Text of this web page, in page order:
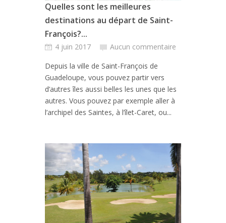
Quelles sont les meilleures
destinations au départ de Saint-
François?...
4 juin 2017
Aucun commentaire
Depuis la ville de Saint-François de
Guadeloupe, vous pouvez partir vers
d’autres îles aussi belles les unes que les
autres. Vous pouvez par exemple aller à
l’archipel des Saintes, à l’îlet-Caret, ou...